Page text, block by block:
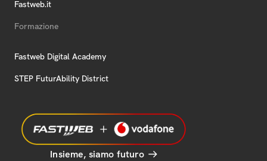
Fastweb.it
Formazione
Fastweb Digital Academy
STEP FuturAbility District
Insieme, siamo futuro